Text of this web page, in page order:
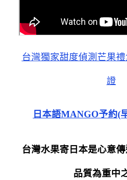
台灣獨家甜度偵測芒果
證
日本語MANGO予約(
台灣水果寄日本是心意
品質為重中